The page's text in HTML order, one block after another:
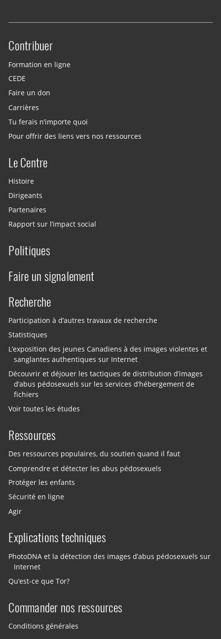
Site menu
Contribuer
Formation en ligne
CEDE
Faire un don
Carrières
Tu ferais n’importe quoi
Pour offrir des liens vers nos ressources
Le Centre
Histoire
Dirigeants
Partenaires
Rapport sur l’impact social
Politiques
Faire un signalement
Recherche
Participation à d’autres travaux de recherche
Statistiques
L’exposition des jeunes Canadiens à des images violentes et
sanglantes authentiques sur Internet
Découvrir et déjouer les tactiques de distribution d’images
d’abus pédosexuels sur les services d’hébergement de
fichiers
Voir toutes les études
Ressources
Des ressources populaires, du soutien quand il faut
Comprendre et détecter les abus pédosexuels
Protéger les enfants
Sécurité en ligne
Agir
Explications techniques
PhotoDNA et la détection des images d’abus pédosexuels sur
Internet
Qu’est-ce que Tor?
Commander nos ressources
Conditions générales